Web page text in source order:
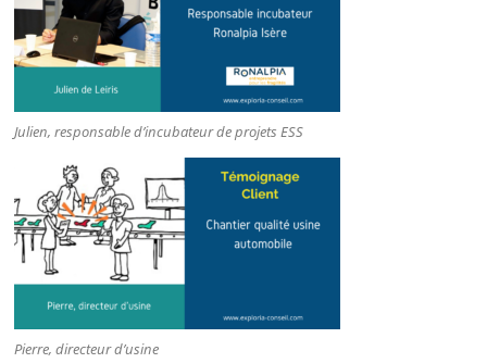
Julien, responsable d’incubateur de projets ESS
Pierre, directeur d’usine